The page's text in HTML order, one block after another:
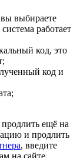
выбираете
работает
код, это
код и
ещё на
и продлить
, введите